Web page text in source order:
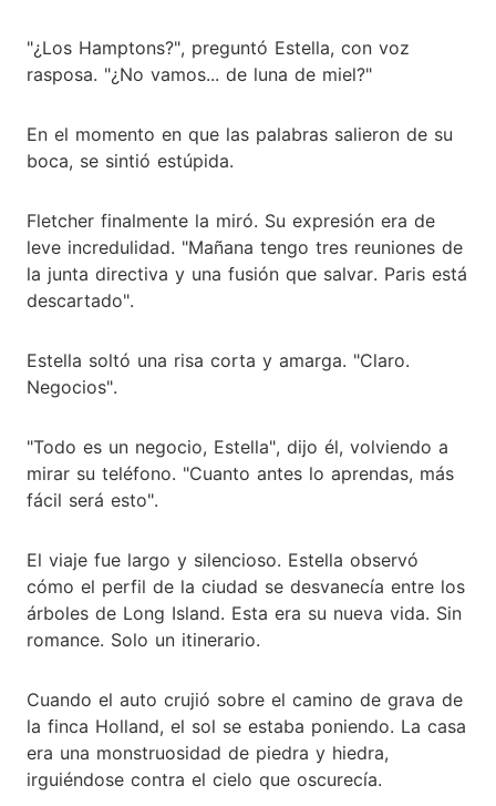
"¿Los Hamptons?", preguntó Estella, con voz
rasposa. "¿No vamos... de luna de miel?"
En el momento en que las palabras salieron de su
boca, se sintió estúpida.
Fletcher finalmente la miró. Su expresión era de
leve incredulidad. "Mañana tengo tres reuniones de
la junta directiva y una fusión que salvar. Paris está
descartado".
Estella soltó una risa corta y amarga. "Claro.
Negocios".
"Todo es un negocio, Estella", dijo él, volviendo a
mirar su teléfono. "Cuanto antes lo aprendas, más
fácil será esto".
El viaje fue largo y silencioso. Estella observó
cómo el perfil de la ciudad se desvanecía entre los
árboles de Long Island. Esta era su nueva vida. Sin
romance. Solo un itinerario.
Cuando el auto crujió sobre el camino de grava de
la finca Holland, el sol se estaba poniendo. La casa
era una monstruosidad de piedra y hiedra,
irguiéndose contra el cielo que oscurecía.